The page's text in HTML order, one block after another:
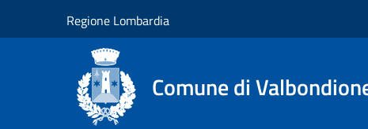
Regione Lombardia
Comune di